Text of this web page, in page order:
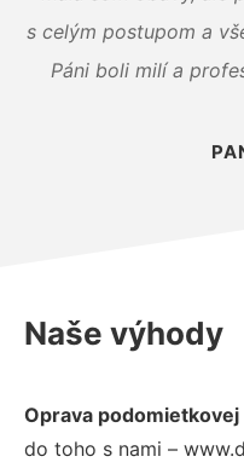
s celým postupom a
Páni boli milí a
Naše výhody
Oprava
do toho s nami –